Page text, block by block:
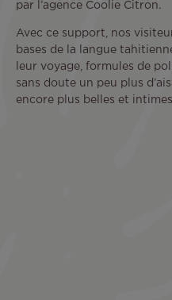
par l’agence Coolie Citron.
Avec ce support, nos
bases de la langue
leur voyage, formules de
sans doute un peu plus
encore plus belles et